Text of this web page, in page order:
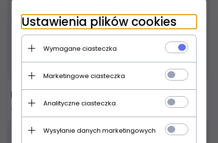
Produkt dostępny! 24 godziny
BOSS CS-3 Compression Sustainer
489,00PLN
Ustawienia plików cookies
Wymagane ciasteczka
Marketingowe ciasteczka
Analityczne ciasteczka
Wysyłanie danych marketingowych